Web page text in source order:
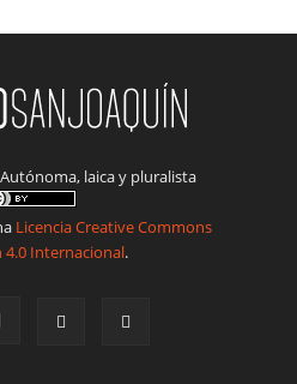
laica y pluralista
Licencia Creative Commons
4.0 Internacional.